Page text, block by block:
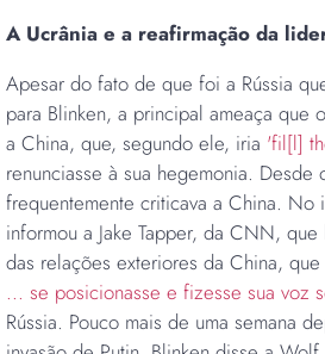
A Ucrânia e a reafirmação da
Apesar do fato de que foi a Rússia
para Blinken, a principal ameaça que
a China, que, segundo ele, iria 'fil[l]
renunciasse à sua hegemonia.
frequentemente criticava a China.
informou a Jake Tapper, da CNN,
das relações exteriores da China, que
... se posicionasse e fizesse sua voz
Rússia. Pouco mais de uma semana